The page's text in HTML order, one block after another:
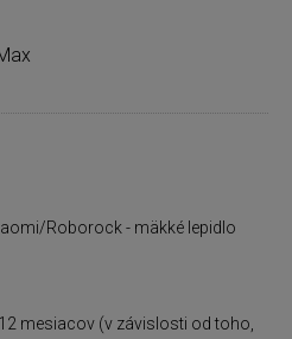
Roborock - mäkké lepidlo
mesiacov (v závislosti od toho,